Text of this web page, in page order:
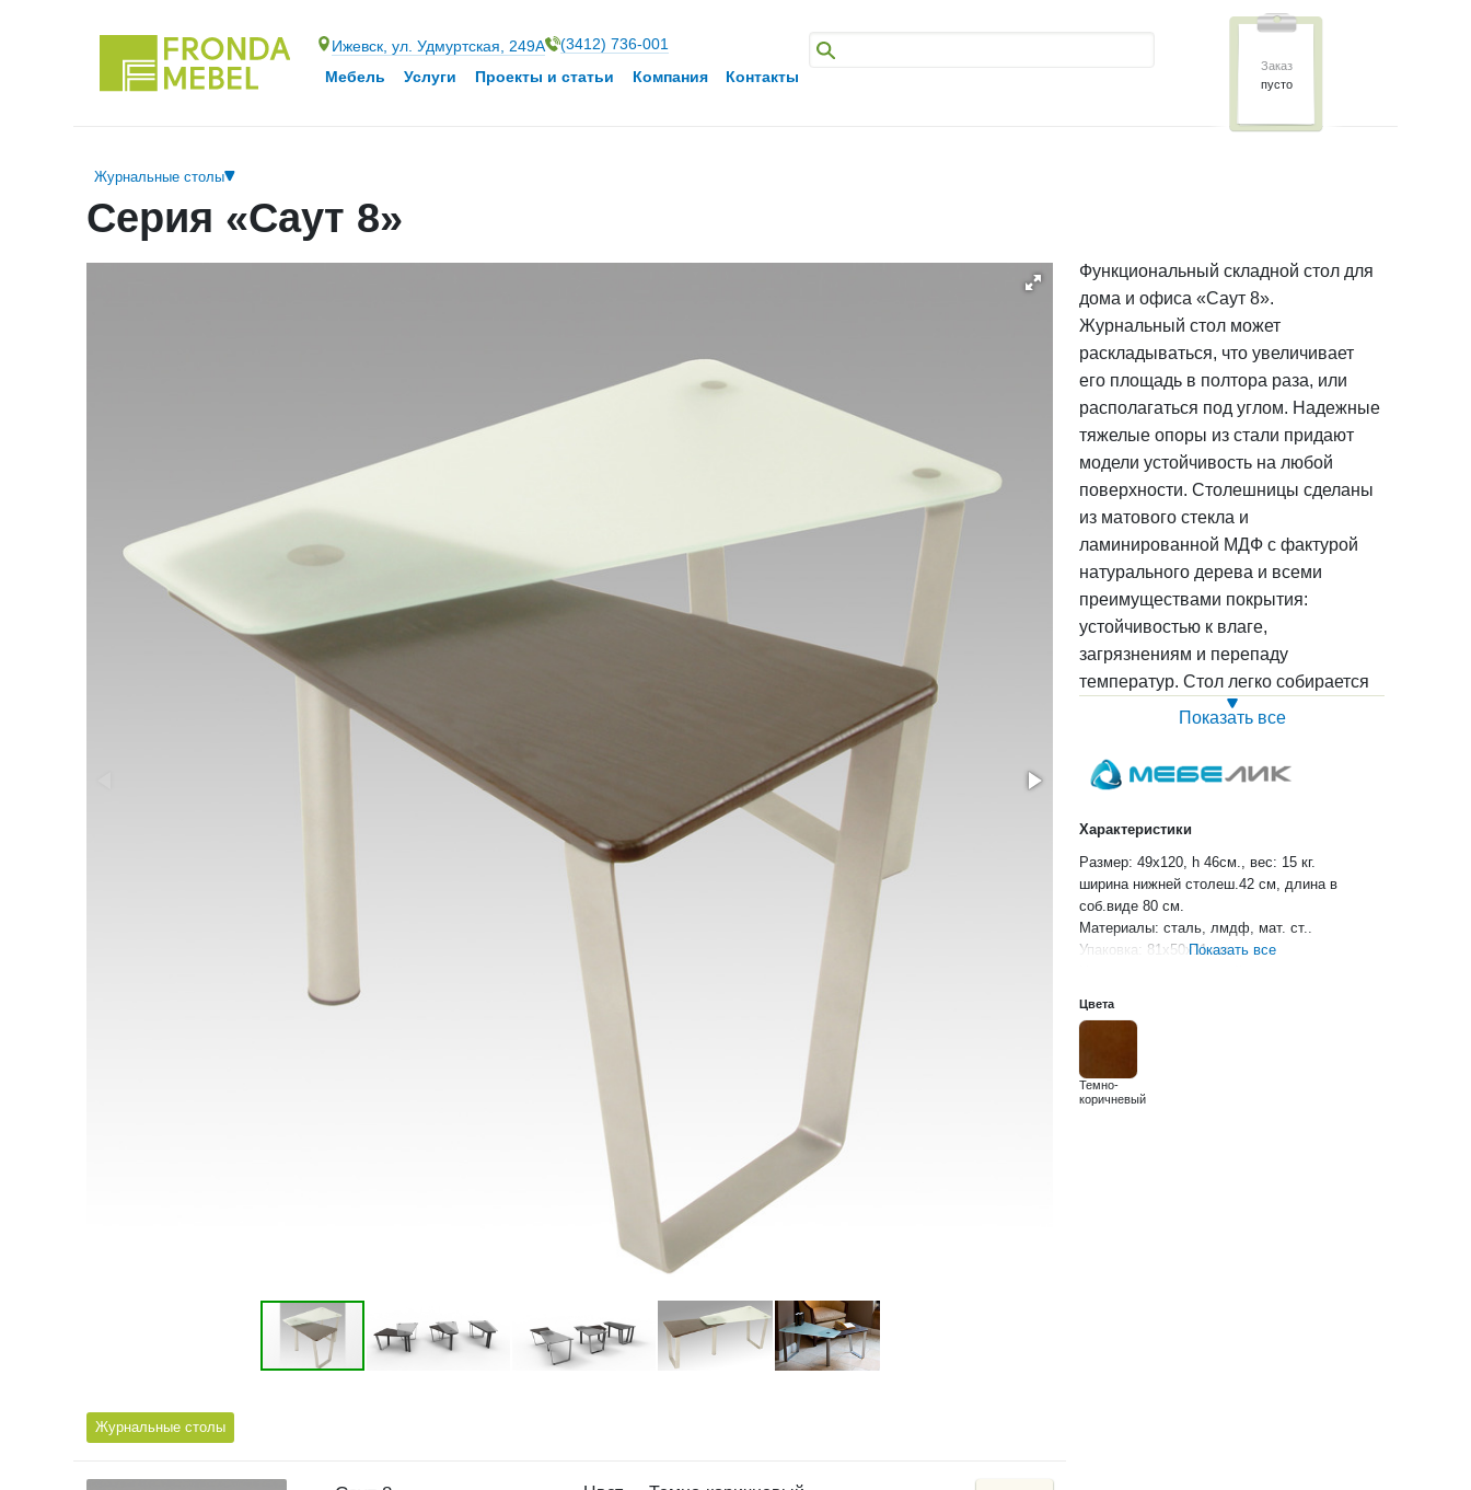
Заказ
пусто
Ижевск, ул. Удмуртская, 249А
(3412) 736-001
Мебель
Услуги Проекты и статьи Компания Контакты
Журнальные столы
Серия «Саут 8»
Журнальные столы
Функциональный складной стол для
дома и офиса «Саут 8».
Журнальный стол может
раскладываться, что увеличивает
его площадь в полтора раза, или
располагаться под углом. Надежные
тяжелые опоры из стали придают
модели устойчивость на любой
поверхности. Столешницы сделаны
из матового стекла и
ламинированной МДФ с фактурой
натурального дерева и всеми
преимуществами покрытия:
устойчивостью к влаге,
загрязнениям и перепаду
температур. Стол легко собирается
без специальных инструментов.
упаковке.
Показать все
Характеристики
Размер: 49х120, h 46см., вес: 15 кг.
ширина нижней столеш.42 см, длина в
соб.виде 80 см.
Материалы: сталь, лмдф, мат. ст..
Упаковка: 81х50х11 см,Показать все
Цвета
Темно-
коричневый